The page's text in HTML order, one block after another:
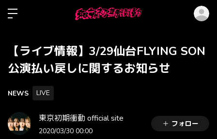
【ライブ情報】3/29仙台FLYING SON
公演払い戻しに関するお知らせ
NEWS LIVE
東京初期衝動 official site
2020/03/30 00:00
フォロー